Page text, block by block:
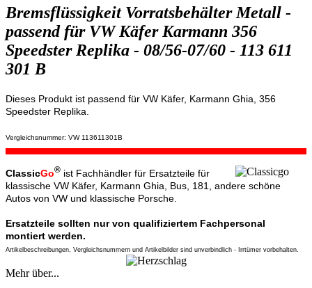
Bremsflüssigkeit Vorratsbehälter Metall -
passend für VW Käfer Karmann 356
Speedster Replika - 08/56-07/60 - 113 611
301 B
Dieses Produkt ist passend für VW Käfer, Karmann Ghia, 356
Speedster Replika.
Vergleichsnummer: VW 113611301B
ClassicGo® ist Fachhändler für Ersatzteile für
klassische VW Käfer, Karmann Ghia, Bus, 181, andere schöne
Autos von VW und klassische Porsche.
Ersatzteile sollten nur von qualifiziertem Fachpersonal
montiert werden.
Artikelbeschreibungen, Vergleichsnummern und Artikelbilder sind unverbindlich - Irrtümer vorbehalten.
Mehr über...